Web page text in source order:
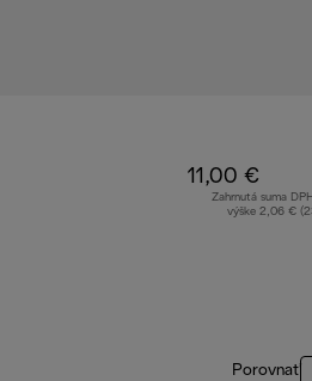
11,00 €
Zahrnutá suma
výške 2,06 €
Porovnať